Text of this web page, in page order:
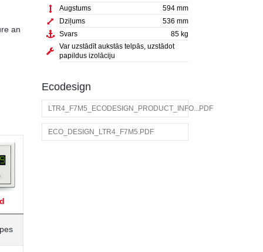
an
Augstums
594 mm
Dziļums
536 mm
Svars
85 kg
Var uzstādīt aukstās telpās, uzstādot
papildus izolāciju
Ecodesign
LTR4_F7M5_ECODESIGN_PRODUCT_INFO...PDF
ECO_DESIGN_LTR4_F7M5.PDF